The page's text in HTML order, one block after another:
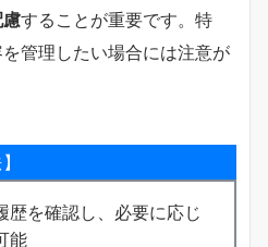
することが重要です。特
管理したい場合には注意が
歴を確認し、必要に応じ
能